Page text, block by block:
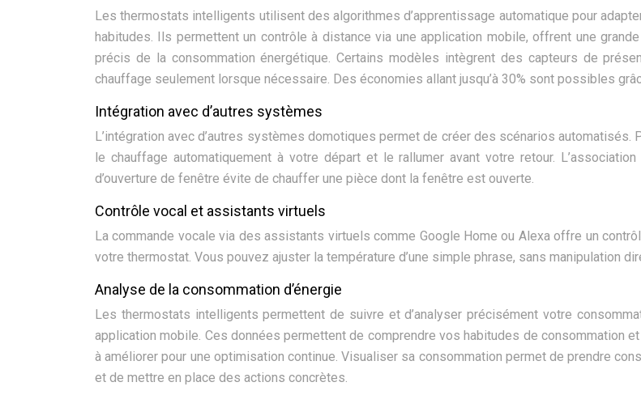
Les thermostats intelligents utilisent des algorithmes d’apprentissage automatique pour
habitudes. Ils permettent un contrôle à distance via une application mobile, offrent une
précis de la consommation énergétique. Certains modèles intègrent des capteurs de
chauffage seulement lorsque nécessaire. Des économies allant jusqu’à 30% sont possibles
Intégration avec d’autres systèmes
L’intégration avec d’autres systèmes domotiques permet de créer des scénarios automatisés.
le chauffage automatiquement à votre départ et le rallumer avant votre retour.
d’ouverture de fenêtre évite de chauffer une pièce dont la fenêtre est ouverte.
Contrôle vocal et assistants virtuels
La commande vocale via des assistants virtuels comme Google Home ou Alexa offre un
votre thermostat. Vous pouvez ajuster la température d’une simple phrase, sans manipulation
Analyse de la consommation d’énergie
Les thermostats intelligents permettent de suivre et d’analyser précisément votre
application mobile. Ces données permettent de comprendre vos habitudes de consommation
à améliorer pour une optimisation continue. Visualiser sa consommation permet de prendre
et de mettre en place des actions concrètes.